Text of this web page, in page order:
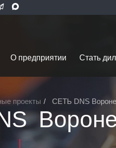
О предприятии Стать
проекты СЕТЬ DNS